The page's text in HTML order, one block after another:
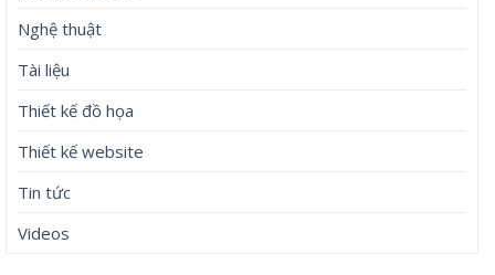
Nghệ thuật
Tài liệu
Thiết kế đồ họa
Thiết kế website
Tin tức
Videos